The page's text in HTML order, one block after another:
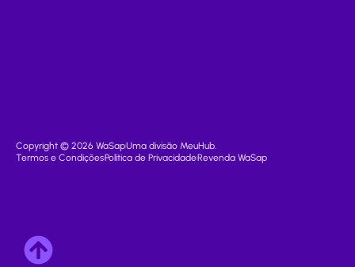
Copyright © 2026 WaSapUma divisão MeuHub.
Termos e CondiçõesPolítica de PrivacidadeRevenda WaSap